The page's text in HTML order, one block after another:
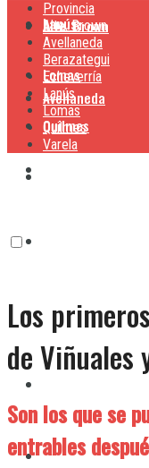
Lanús
Lomas
Quilmes
Alte. Brown
Avellaneda
Lanús
Quilmes
Provincia
Alte. Brown
Avellaneda
Berazategui
Echeverría
Lanús
Lomas
Quilmes
Varela
Los
de Viñuales
Son los que se
entrables